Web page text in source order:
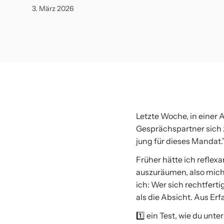
3. März 2026
Letzte Woche, in einer
Gesprächspartner sich
jung für dieses
Früher hätte ich
auszuräumen, also
ich: Wer sich
als die Absicht. Aus
1️⃣ ein Test, wie du